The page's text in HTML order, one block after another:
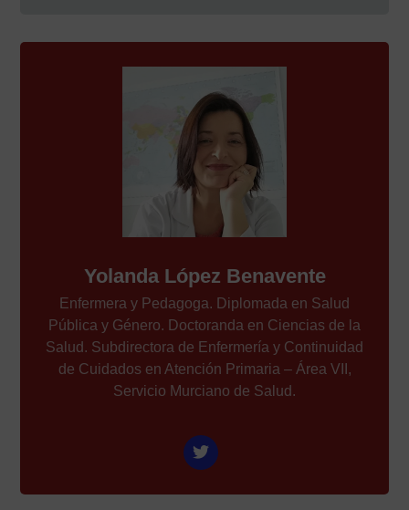
Yolanda López Benavente
Enfermera y Pedagoga. Diplomada en Salud
Pública y Género. Doctoranda en Ciencias de la
Salud. Subdirectora de Enfermería y Continuidad
de Cuidados en Atención Primaria – Área VII,
Servicio Murciano de Salud.